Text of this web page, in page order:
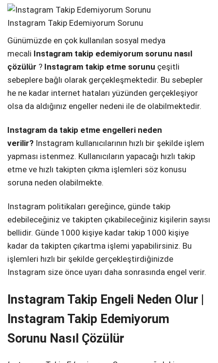
Instagram Takip Edemiyorum Sorunu
Günümüzde en çok kullanılan sosyal medya
mecali Instagram takip edemiyorum sorunu nasıl
çözülür ? Instagram takip etme sorunu çeşitli
sebeplere bağlı olarak gerçekleşmektedir. Bu sebepler
he ne kadar internet hataları yüzünden gerçekleşiyor
olsa da aldığınız engeller nedeni ile de olabilmektedir.
Instagram da takip etme engelleri neden
verilir? Instagram kullanıcılarının hızlı bir şekilde işlem
yapması istenmez. Kullanıcıların yapacağı hızlı takip
etme ve hızlı takipten çıkma işlemleri söz konusu
soruna neden olabilmekte.
Instagram politikaları gereğince, günde takip
edebileceğiniz ve takipten çıkabileceğiniz kişilerin sayısı
bellidir. Günde 1000 kişiye kadar takip 1000 kişiye
kadar da takipten çıkartma işlemi yapabilirsiniz. Bu
işlemleri hızlı bir şekilde gerçekleştirdiğinizde
Instagram size önce uyarı daha sonrasında engel verir.
Instagram Takip Engeli Neden Olur |
Instagram Takip Edemiyorum
Sorunu Nasıl Çözülür